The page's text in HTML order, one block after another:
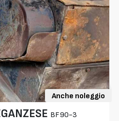
Anche noleggio
BF90-3